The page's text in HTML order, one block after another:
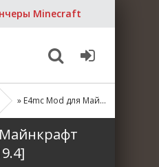
Minecraft
» E4mc Mod для Майнкрафт [1.20.1, 1.20, 1.19.4]